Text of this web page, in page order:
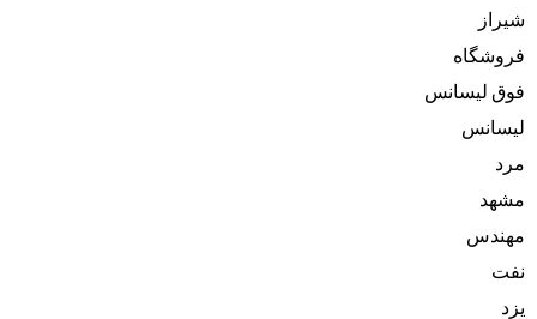
شیراز
فروشگاه
فوق لیسانس
لیسانس
مرد
مشهد
مهندس
نفت
یزد